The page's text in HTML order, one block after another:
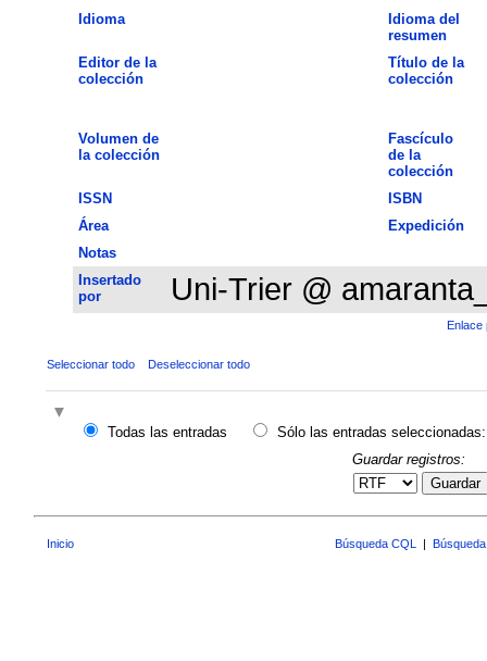
Idioma
Idioma del
resumen
Editor de la
colección
Título de la
colección
Volumen de
la colección
Fascículo
de la
colección
ISSN
ISBN
Área
Expedición
Notas
Insertado
por
Uni-Trier @
Enlace
Seleccionar todo Deseleccionar todo
Todas las entradas
Sólo las entradas seleccionadas:
Guardar registros:
Guardar
Inicio Búsqueda CQL